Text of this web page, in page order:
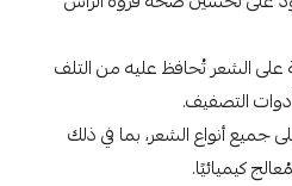
الشعر تُحافظ عليه من التلف
التصفيف.
أنواع الشعر، بما في ذلك
كيميائيًا.